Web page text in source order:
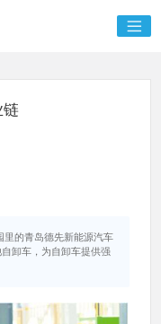
链
里的青岛德先新能源汽车
卸车，为自卸车提供强